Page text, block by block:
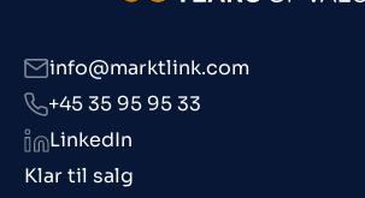
Klar til salg
info@marktlink.com
+45 35 95 95 33
LinkedIn